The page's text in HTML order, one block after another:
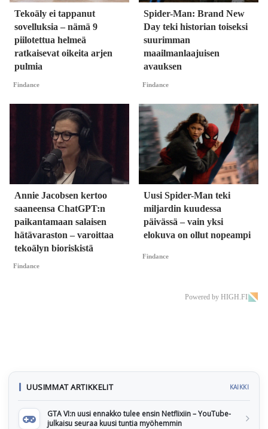
Tekoäly ei tappanut
sovelluksia – nämä 9
piilotettua helmeä
ratkaisevat oikeita arjen
pulmia
Findance
Spider-Man: Brand New
Day teki historian toiseksi
suurimman
maailmanlaajuisen
avauksen
Findance
Annie Jacobsen kertoo
saaneensa ChatGPT:n
paikantamaan salaisen
hätävaraston – varoittaa
tekoälyn bioriskistä
Findance
Uusi Spider-Man teki
miljardin kuudessa
päivässä – vain yksi
elokuva on ollut nopeampi
Findance
Powered by HIGH.FI
UUSIMMAT ARTIKKELIT KAIKKI
GTA VI:n uusi ennakko tulee ensin Netflixiin – YouTube-
julkaisu seuraa kuusi tuntia myöhemmin